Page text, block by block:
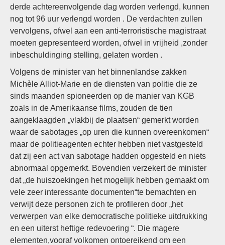
derde achtereenvolgende dag worden verlengd, kunnen
nog tot 96 uur verlengd worden . De verdachten zullen
vervolgens, ofwel aan een anti-terroristische magistraat
moeten gepresenteerd worden, ofwel in vrijheid ,zonder
inbeschuldinging stelling, gelaten worden .
Volgens de minister van het binnenlandse zakken
Michèle Alliot-Marie en de diensten van politie die ze
sinds maanden spioneerden op de manier van KGB
zoals in de Amerikaanse films, zouden de tien
aangeklaagden „vlakbij de plaatsen“ gemerkt worden
waar de sabotages „op uren die kunnen overeenkomen“
maar de politieagenten echter hebben niet vastgesteld
dat zij een act van sabotage hadden opgesteld en niets
abnormaal opgemerkt. Bovendien verzekert de minister
dat „de huiszoekingen het mogelijk hebben gemaakt om
vele zeer interessante documenten“te bemachten en
verwijt deze personen zich te profileren door „het
verwerpen van elke democratische politieke uitdrukking
en een uiterst heftige redevoering “. Die magere
elementen,vooraf volkomen ontoereikend om een